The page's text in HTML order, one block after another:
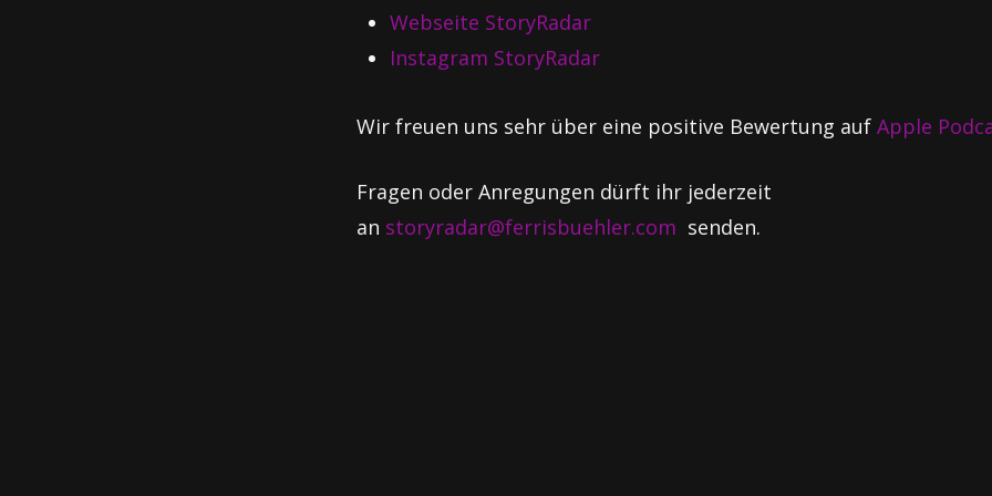
Webseite StoryRadar
Instagram StoryRadar
Wir freuen uns sehr über eine positive Bewertung auf Apple
Fragen oder Anregungen dürft ihr jederzeit
an storyradar@ferrisbuehler.com senden.